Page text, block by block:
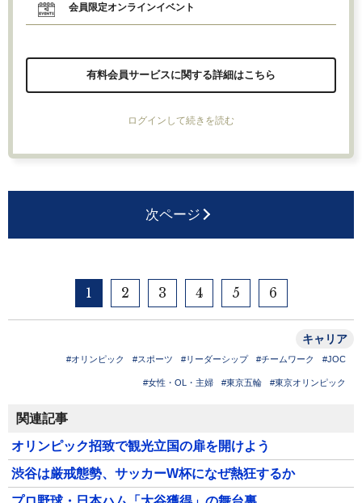
会員限定オンラインイベント
有料会員サービスに関する詳細はこちら
ログインして続きを読む
次ページ
1 2 3 4 5 6
キャリア
#オリンピック #スポーツ #リーダーシップ #チームワーク #JOC
#女性・OL・主婦 #東京五輪 #東京オリンピック
関連記事
オリンピック招致で観光立国の扉を開けよう
渋谷は厳戒態勢、サッカーW杯になぜ熱狂するか